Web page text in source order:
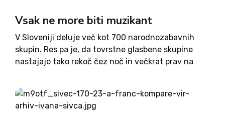
Vsak ne more biti muzikant
V Sloveniji deluje več kot 700 narodnozabavnih
skupin. Res pa je, da tovrstne glasbene skupine
nastajajo tako rekoč čez noč in večkrat prav na
se člani nekdanjih skupin po dolgih...